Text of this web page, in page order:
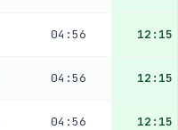
04:56 12:15
04:56 12:15
04:56 12:15